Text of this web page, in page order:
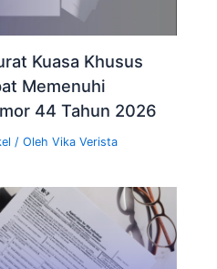
Kuasa Khusus
Memenuhi
44 Tahun 2026
/ OlehVika Verista